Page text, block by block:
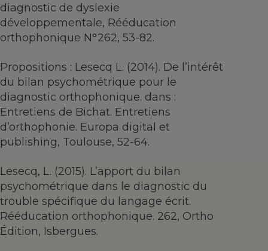
diagnostic de dyslexie
développementale, Rééducation
orthophonique N°262, 53-82.
Propositions : Lesecq L. (2014). De l’intérêt
du bilan psychométrique pour le
diagnostic orthophonique. dans :
Entretiens de Bichat. Entretiens
d’orthophonie. Europa digital et
publishing, Toulouse, 52-64.
Lesecq, L. (2015). L’apport du bilan
psychométrique dans le diagnostic du
trouble spécifique du langage écrit.
Rééducation orthophonique. 262, Ortho
Édition, Isbergues.